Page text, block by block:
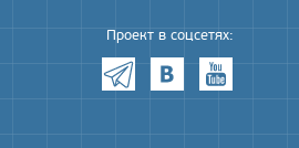
Проект в соцсетях: